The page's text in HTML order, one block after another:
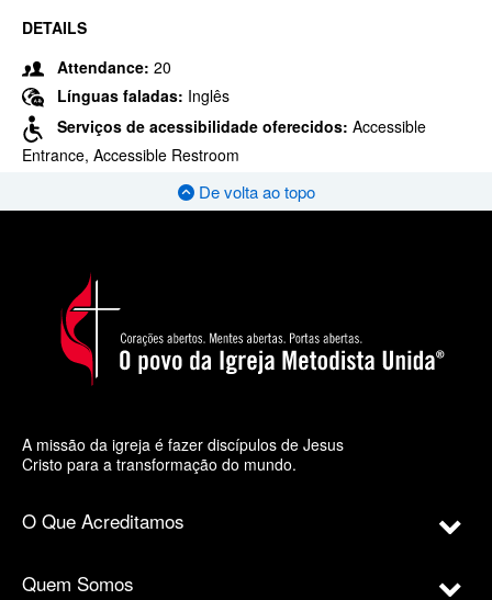
DETAILS
Attendance: 20
Línguas faladas: Inglês
Serviços de acessibilidade oferecidos: Accessible
Entrance, Accessible Restroom
De volta ao topo
A missão da igreja é fazer discípulos de Jesus
Cristo para a transformação do mundo.
O Que Acreditamos
Quem Somos